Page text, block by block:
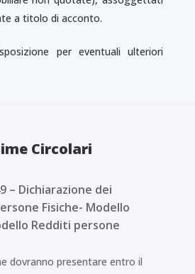
a titolo di acconto.
per eventuali ulteriori
Circolari
– Dichiarazione dei
Fisiche- Modello
Redditi persone
dovranno presentare entro il